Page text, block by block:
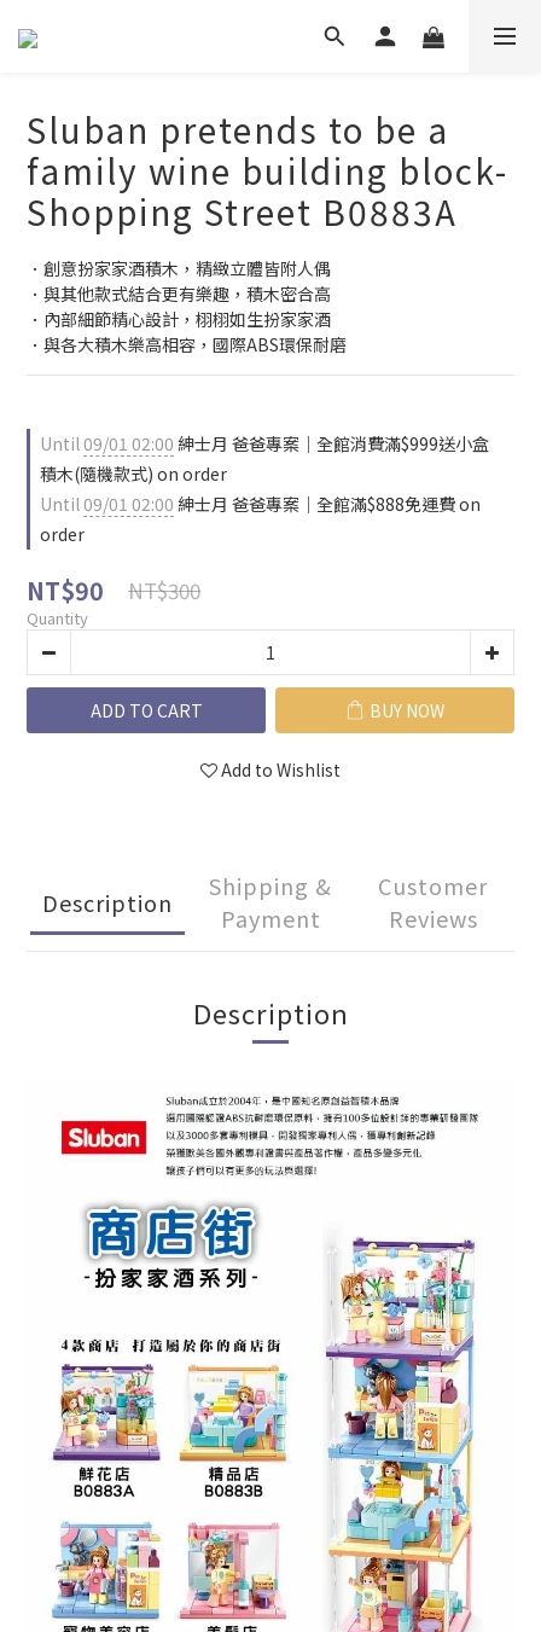
Sluban pretends to be a
family wine building block-
Shopping Street B0883A
．創意扮家家酒積木，精緻立體皆附人偶
．與其他款式結合更有樂趣，積木密合高
．內部細節精心設計，栩栩如生扮家家酒
．與各大積木樂高相容，國際ABS環保耐磨
Until09/01 02:00 紳士月 爸爸專案｜全館消費滿$999送小盒
積木(隨機款式) on order
Until09/01 02:00 紳士月 爸爸專案｜全館滿$888免運費 on
order
NT$90 NT$300
Quantity
ADD TO CART BUY NOW
Add to Wishlist
Description
Shipping &
Payment
Customer
Reviews
Description